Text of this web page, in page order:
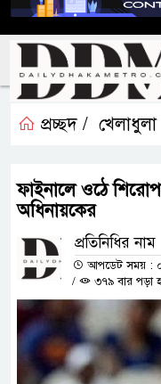
প্রচ্ছদ / খেলাধুলা
ফাইনালে ওঠে
অধিনায়কের
প্রতিনিধির নাম
আপডেট সময় :
/
৩৭৯ বার পড়া